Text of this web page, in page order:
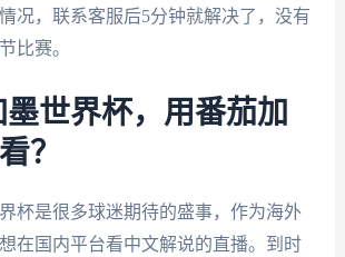
况，联系客服后5分钟就解决了，没有
比赛。
世界杯，用番茄加
？
杯是很多球迷期待的盛事，作为海外
在国内平台看中文解说的直播。到时